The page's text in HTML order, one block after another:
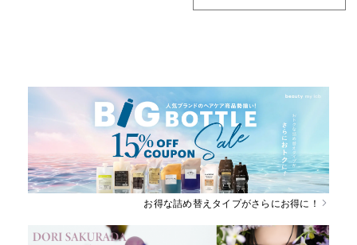
お得な詰め替えタイプがさらにお得に！